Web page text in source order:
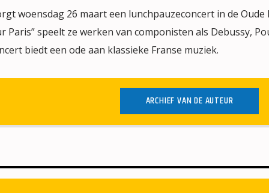
woensdag 26 maart een lunchpauzeconcert in de Oude
speelt ze werken van componisten als Debussy,
biedt een ode aan klassieke Franse muziek.
ARCHIEF VAN DE AUTEUR